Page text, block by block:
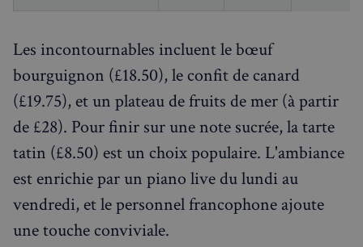
Les incontournables incluent le bœuf
bourguignon (£18.50), le confit de canard
(£19.75), et un plateau de fruits de mer (à partir
de £28). Pour finir sur une note sucrée, la tarte
tatin (£8.50) est un choix populaire. L'ambiance
est enrichie par un piano live du lundi au
vendredi, et le personnel francophone ajoute
une touche conviviale.